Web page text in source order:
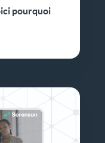
pourquoi